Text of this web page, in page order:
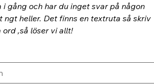
gång och har du inget svar på någon
ngt heller. Det finns en textruta så skriv
,så löser vi allt!